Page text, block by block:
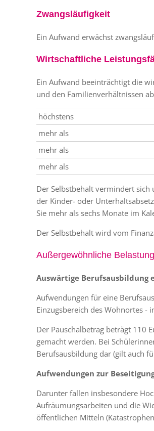
Zwangsläufigkeit
Ein Aufwand erwächst
Wirtschaftliche
Ein Aufwand beeinträchtigt die
und den Familienverhältnissen
höchstens
mehr als
mehr als
mehr als
Der Selbstbehalt vermindert
der Kinder- oder
Sie mehr als sechs Monate im
Der Selbstbehalt wird vom
Außergewöhnliche
Auswärtige Berufsausbildung
Aufwendungen für eine
Einzugsbereich des Wohnortes -
Der Pauschalbetrag beträgt 110
gemacht werden. Bei
Berufsausbildung dar (gilt auch
Aufwendungen zur
Darunter fallen insbesondere
Aufräumungsarbeiten und die
öffentlichen Mitteln